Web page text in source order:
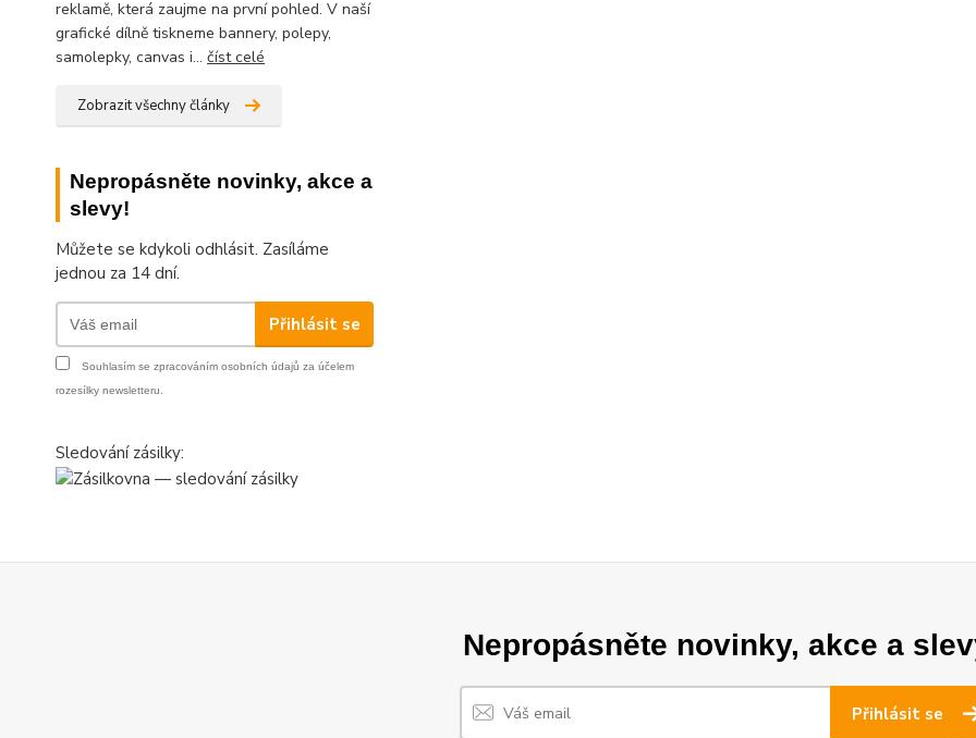
reklamě, která zaujme na první pohled. V naší
grafické dílně tiskneme bannery, polepy,
samolepky, canvas i...číst celé
Zobrazit všechny články
Nepropásněte novinky, akce a
slevy!
Můžete se kdykoli odhlásit. Zasíláme
jednou za 14 dní.
Přihlásit se
Souhlasím se zpracováním osobních údajů za účelem
rozesílky newsletteru.
Sledování zásilky:
Nepropásněte novinky, akce a
Přihlásit se